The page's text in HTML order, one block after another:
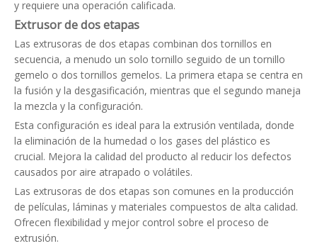
y requiere una operación calificada.
Extrusor de dos etapas
Las extrusoras de dos etapas combinan dos tornillos en
secuencia, a menudo un solo tornillo seguido de un tornillo
gemelo o dos tornillos gemelos. La primera etapa se centra en
la fusión y la desgasificación, mientras que el segundo maneja
la mezcla y la configuración.
Esta configuración es ideal para la extrusión ventilada, donde
la eliminación de la humedad o los gases del plástico es
crucial. Mejora la calidad del producto al reducir los defectos
causados ​​por aire atrapado o volátiles.
Las extrusoras de dos etapas son comunes en la producción
de películas, láminas y materiales compuestos de alta calidad.
Ofrecen flexibilidad y mejor control sobre el proceso de
extrusión.